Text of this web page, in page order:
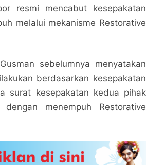
resmi mencabut kesepakatan
melalui mekanisme Restorative
sebelumnya menyatakan
berdasarkan kesepakatan
surat kesepakatan kedua pihak
menempuh Restorative